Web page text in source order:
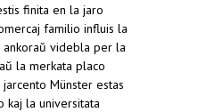
finita en la jaro
familio influis la
videbla per la
la merkata placo
Münster estas
kaj la universitata